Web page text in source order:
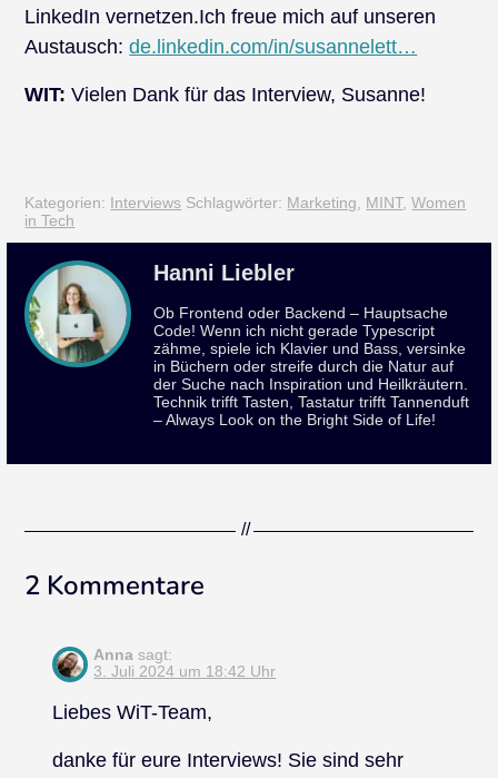
LinkedIn vernetzen.Ich freue mich auf unseren
Austausch:de.linkedin.com/in/susannelett…
WIT: Vielen Dank für das Interview, Susanne!
Kategorien: Interviews Schlagwörter: Marketing MINT,Women
in Tech
Hanni Liebler
Ob Frontend oder Backend – Hauptsache
Code! Wenn ich nicht gerade Typescript
zähme, spiele ich Klavier und Bass, versinke
in Büchern oder streife durch die Natur auf
der Suche nach Inspiration und Heilkräutern.
Technik trifft Tasten, Tastatur trifft Tannenduft
– Always Look on the Bright Side of Life!
2 Kommentare
Anna sagt:
3. Juli 2024 um 18:42 Uhr
Liebes WiT-Team,
danke für eure Interviews! Sie sind sehr